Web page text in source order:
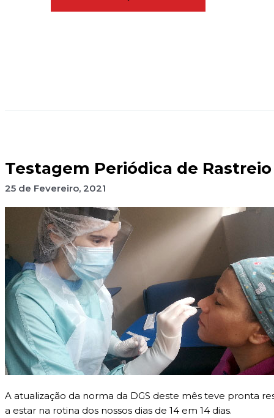
Testagem Periódica de Rastreio
25 de Fevereiro, 2021
A atualização da norma da DGS deste mês teve pronta
a estar na rotina dos nossos dias de 14 em 14 dias.